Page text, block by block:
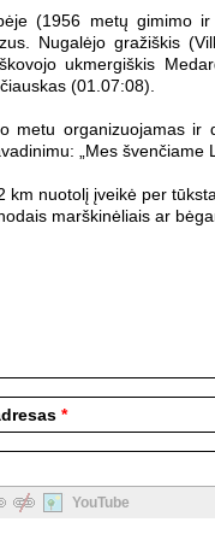
(1956 metų gimimo
Nugalėjo gražiškis
ukmergiškis
(01.07:08).
metu organizuojamas ir
„Mes
km nuotolį įveikė per
marškinėliais ar
*
YouTube